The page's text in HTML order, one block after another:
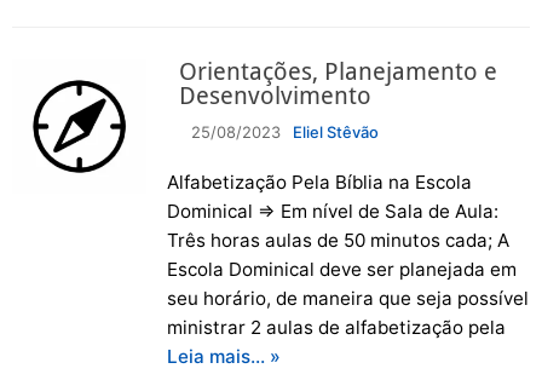
Orientações, Planejamento e
Desenvolvimento
25/08/2023 Eliel Stêvão
Alfabetização Pela Bíblia na Escola
Dominical ⇒ Em nível de Sala de Aula:
Três horas aulas de 50 minutos cada; A
Escola Dominical deve ser planejada em
seu horário, de maneira que seja possível
ministrar 2 aulas de alfabetização pela
Leia mais… »